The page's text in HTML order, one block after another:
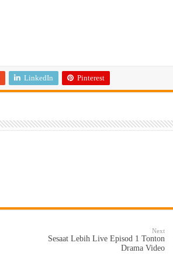
LinkedIn Pinterest
Next
Sesaat Lebih Live Episod 1 Tonton
Drama Video